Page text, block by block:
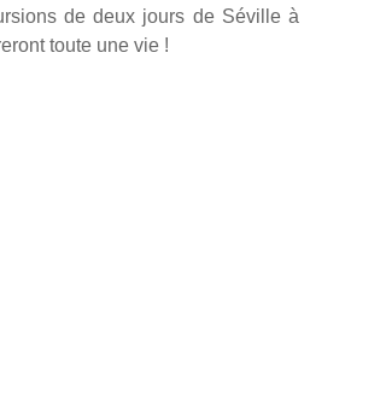
de deux jours de Séville à
toute une vie !